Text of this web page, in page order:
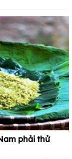
phải thử